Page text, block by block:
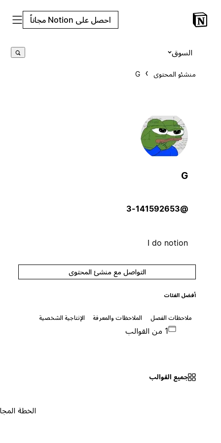
احصل على Notion مجاناً
منشئو المحتوى G
I do notion
التواصل مع منشئ المحتوى
أفضل الفئات
ملاحظات الفصل الملاحظات والمعرفة الإنتاجية الشخصية
جميع القوالب
الخطة المجانية ٠